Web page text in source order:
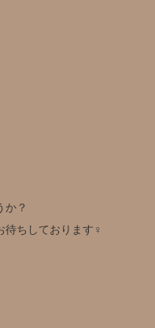
か？
待ちしております‍♀️